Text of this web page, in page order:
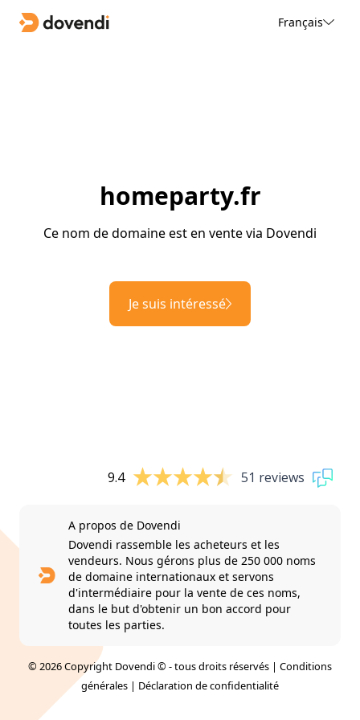
Français
homeparty.fr
Ce nom de domaine est en vente via Dovendi
Je suis intéressé
9.4 51 reviews
A propos de Dovendi
Dovendi rassemble les acheteurs et les
vendeurs. Nous gérons plus de 250 000 noms
de domaine internationaux et servons
d'intermédiaire pour la vente de ces noms,
dans le but d'obtenir un bon accord pour
toutes les parties.
© 2026 Copyright Dovendi © - tous droits réservés | Conditions
générales | Déclaration de confidentialité